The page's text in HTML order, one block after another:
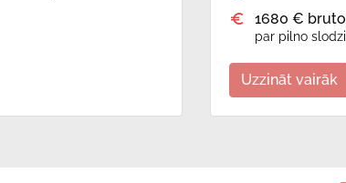
1680 € bruto
par pilno slodzi
Uzzināt vairāk